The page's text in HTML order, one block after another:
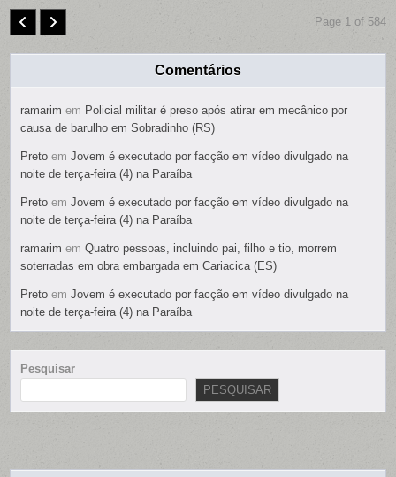
Page 1 of 584
Comentários
ramarim em Policial militar é preso após atirar em mecânico por
causa de barulho em Sobradinho (RS)
Preto emJovem é executado por facção em vídeo divulgado na
noite de terça-feira (4) na Paraíba
Preto emJovem é executado por facção em vídeo divulgado na
noite de terça-feira (4) na Paraíba
ramarim emQuatro pessoas, incluindo pai, filho e tio, morrem
soterradas em obra embargada em Cariacica (ES)
Preto emJovem é executado por facção em vídeo divulgado na
noite de terça-feira (4) na Paraíba
Pesquisar
PESQUISAR